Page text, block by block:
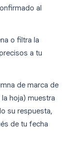
al
o filtra la
a tu
de marca de
hoja) muestra
su respuesta,
de tu fecha